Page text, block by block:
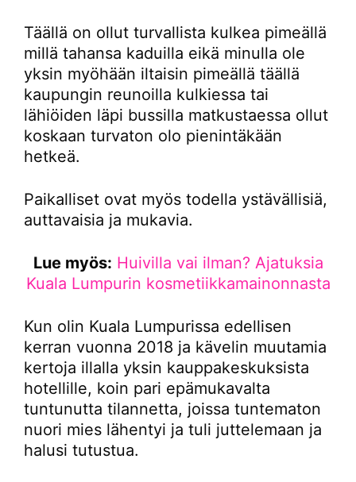
Täällä on ollut turvallista kulkea pimeällä
millä tahansa kaduilla eikä minulla ole
yksin myöhään iltaisin pimeällä täällä
kaupungin reunoilla kulkiessa tai
lähiöiden läpi bussilla matkustaessa ollut
koskaan turvaton olo pienintäkään
hetkeä.
Paikalliset ovat myös todella ystävällisiä,
auttavaisia ja mukavia.
Lue myös: Huivilla vai ilman? Ajatuksia
Kuala Lumpurin kosmetiikkamainonnasta
Kun olin Kuala Lumpurissa edellisen
kerran vuonna 2018 ja kävelin muutamia
kertoja illalla yksin kauppakeskuksista
hotellille, koin pari epämukavalta
tuntunutta tilannetta, joissa tuntematon
nuori mies lähentyi ja tuli juttelemaan ja
halusi tutustua.